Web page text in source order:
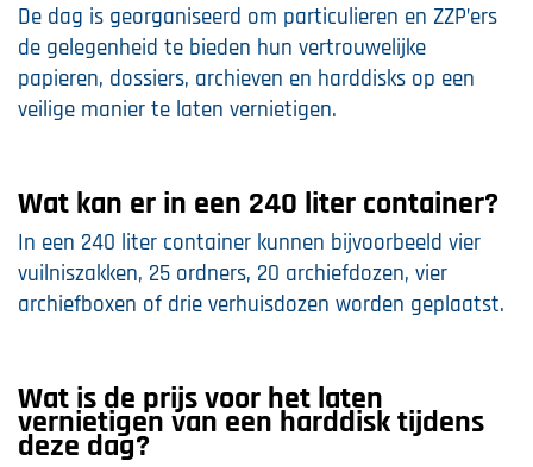
De dag is georganiseerd om particulieren en ZZP’ers
de gelegenheid te bieden hun vertrouwelijke
papieren, dossiers, archieven en harddisks op een
veilige manier te laten vernietigen.
Wat kan er in een 240 liter container?
In een 240 liter container kunnen bijvoorbeeld vier
vuilniszakken, 25 ordners, 20 archiefdozen, vier
archiefboxen of drie verhuisdozen worden geplaatst.
Wat is de prijs voor het laten
vernietigen van een harddisk tijdens
deze dag?